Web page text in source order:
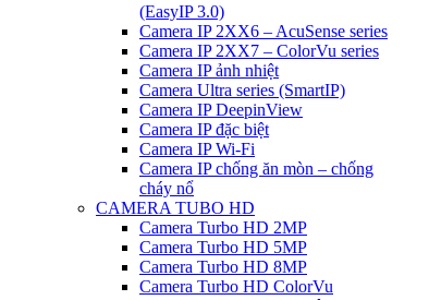
(EasyIP 3.0)
Camera IP 2XX6 – AcuSense series
Camera IP 2XX7 – ColorVu series
Camera IP ảnh nhiệt
Camera Ultra series (SmartIP)
Camera IP DeepinView
Camera IP đặc biệt
Camera IP Wi-Fi
Camera IP chống ăn mòn – chống
cháy nổ
CAMERA TUBO HD
Camera Turbo HD 2MP
Camera Turbo HD 5MP
Camera Turbo HD 8MP
Camera Turbo HD ColorVu